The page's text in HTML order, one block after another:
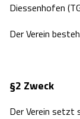
Diessenhofen
Der Verein
§2 Zweck
Der Verein setzt